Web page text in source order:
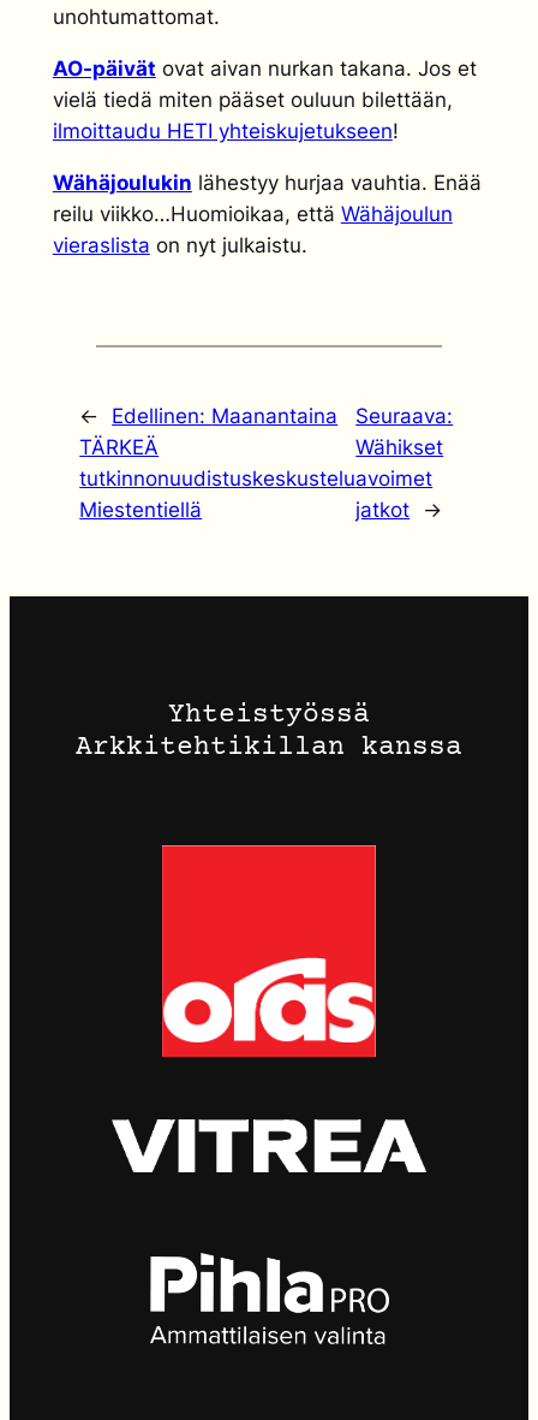
unohtumattomat.
AO-päivät ovat aivan nurkan takana. Jos et
vielä tiedä miten pääset ouluun bilettään,
ilmoittaudu HETI yhteiskujetukseen!
Wähäjoulukin lähestyy hurjaa vauhtia. Enää
reilu viikko…Huomioikaa, että Wähäjoulun
vieraslista on nyt julkaistu.
← Edellinen: Maanantaina
TÄRKEÄ
tutkinnonuudistuskeskustelu
Miestentiellä
Seuraava:
Wähikset
avoimet
jatkot
→
Yhteistyössä
Arkkitehtikillan kanssa